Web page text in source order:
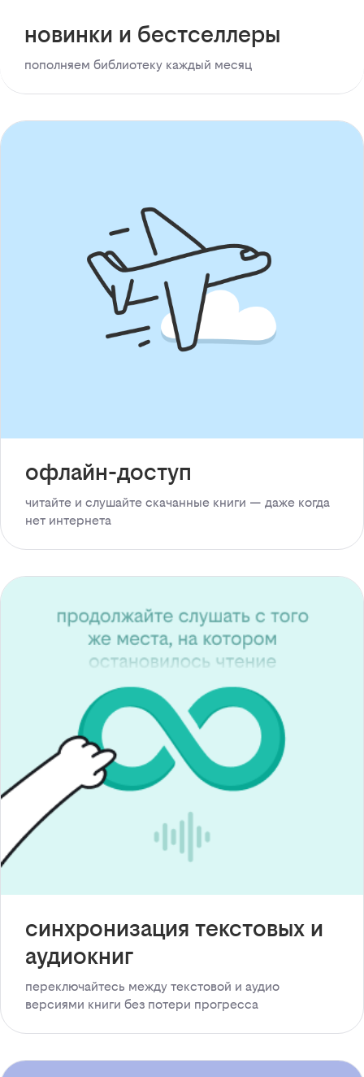
новинки и бестселлеры
пополняем библиотеку каждый месяц
офлайн-доступ
читайте и слушайте скачанные книги — даже когда
нет интернета
синхронизация текстовых и
аудиокниг
переключайтесь между текстовой и аудио
версиями книги без потери прогресса